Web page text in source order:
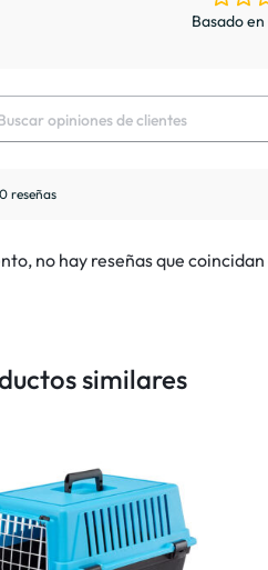
Basado
reseñas
no hay reseñas que
similares